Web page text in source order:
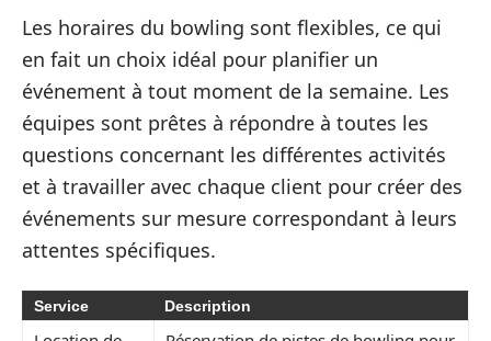
Les horaires du bowling sont flexibles, ce qui
en fait un choix idéal pour planifier un
événement à tout moment de la semaine. Les
équipes sont prêtes à répondre à toutes les
questions concernant les différentes activités
et à travailler avec chaque client pour créer des
événements sur mesure correspondant à leurs
attentes spécifiques.
Service Description